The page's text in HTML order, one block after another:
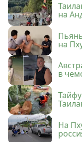
на
на
в
На